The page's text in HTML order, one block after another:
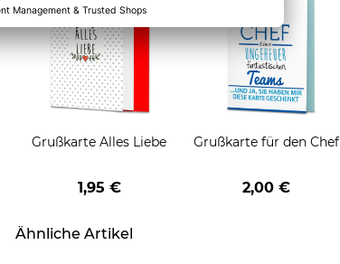
Grußkarte Alles Liebe
1,95 €
Grußkarte für den Chef
2,00 €
Ähnliche Artikel